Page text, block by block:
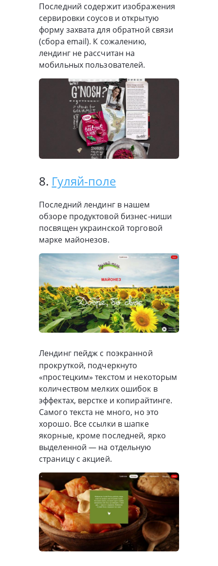
Последний содержит изображения
сервировки соусов и открытую
форму захвата для обратной связи
(сбора email). К сожалению,
лендинг не рассчитан на
мобильных пользователей.
8. Гуляй-поле
Последний лендинг в нашем
обзоре продуктовой бизнес-ниши
посвящен украинской торговой
марке майонезов.
Лендинг пейдж с поэкранной
прокруткой, подчеркнуто
«простецким» текстом и некоторым
количеством мелких ошибок в
эффектах, верстке и копирайтинге.
Самого текста не много, но это
хорошо. Все ссылки в шапке
якорные, кроме последней, ярко
выделенной — на отдельную
страницу с акцией.